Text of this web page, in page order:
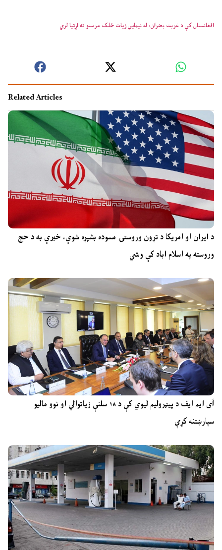
افغانستان کې د غربت بحران: له نیمایي زیات خلک مرستو ته اړتیا لري
Related Articles
د ایران او امریکا د تړون وروستۍ مسوده بشپړه شوې، خبرې به د حج
وروسته په اسلام اباد کې وشي
آی ایم ایف د پیټرولیم لیوي کې د ۱۸ سلنې زیاتوالي او نوو مالیو
سپارښتنه کړې